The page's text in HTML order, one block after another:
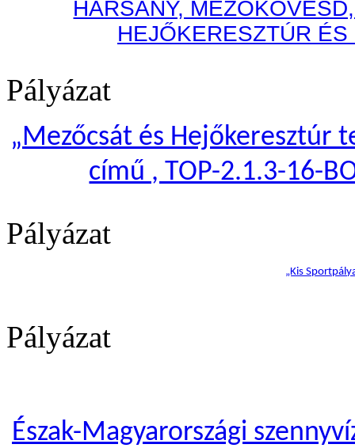
HARSÁNY,
HEJŐKERESZTÚR
Pályázat
„Mezőcsát és Hejőkeresztúr
című , TOP-2.1.3-16-
Pályázat
„Kis
Pályázat
Észak-Magyarországi